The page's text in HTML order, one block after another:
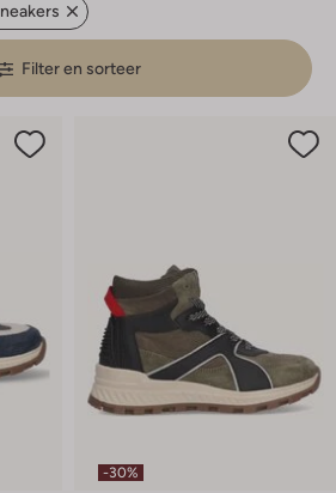
Filter en sorteer
-30%